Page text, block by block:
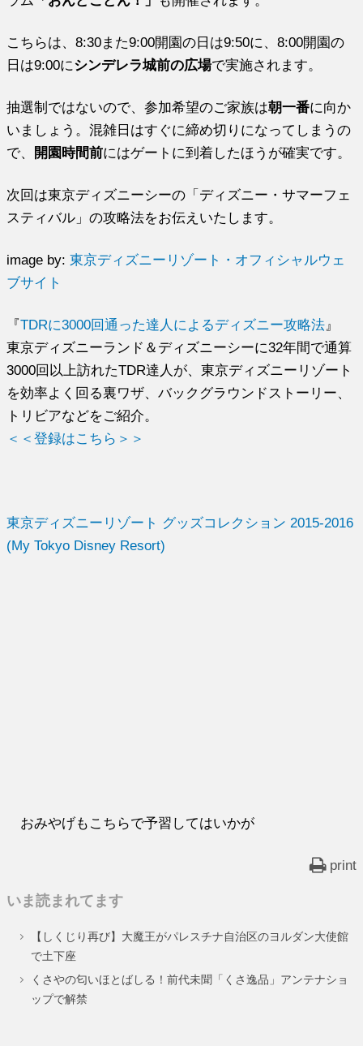
こちらは、8:30また9:00開園の日は9:50に、8:00開園の
日は9:00にシンデレラ城前の広場で実施されます。
抽選制ではないので、参加希望のご家族は朝一番に向か
いましょう。混雑日はすぐに締め切りになってしまうの
で、 開園時間前にはゲートに到着したほうが確実です。
次回は東京ディズニーシーの「ディズニー・サマーフェ
スティバル」の攻略法をお伝えいたします。
image by:東京ディズニーリゾート・オフィシャルウェ
ブサイト
『TDRに3000回通った達人によるディズニー攻略法 』
東京ディズニーランド＆ディズニーシーに32年間で通算
3000回以上訪れたTDR達人が、東京ディズニーリゾート
を効率よく回る裏ワザ、バックグラウンドストーリー、
トリビアなどをご紹介。
＜＜登録はこちら＞＞
東京ディズニーリゾート グッズコレクション 2015-2016
(My Tokyo Disney Resort)
おみやげもこちらで予習してはいかが
print
いま読まれてます
【しくじり再び】大魔王がパレスチナ自治区のヨルダン大使館
で土下座
くさやの匂いほとばしる！前代未聞「くさ逸品」アンテナショ
ップで解禁